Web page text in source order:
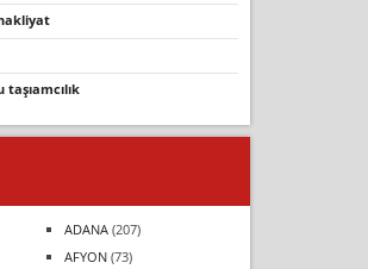
taşıamcılık
ADANA(207)
AFYON(73)